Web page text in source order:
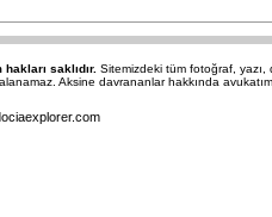
saklıdır. Sitemizdeki tüm fotoğraf, yazı,
Aksine davrananlar hakkında